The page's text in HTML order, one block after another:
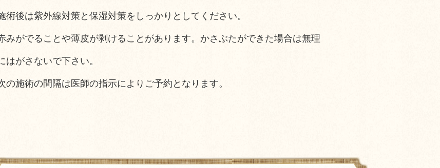
術後は紫外線対策と保湿対策をしっかりとしてください。
みがでることや薄皮が剥けることがあります。かさぶたができた場合は無理
はがさないで下さい。
の施術の間隔は医師の指示によりご予約となります。